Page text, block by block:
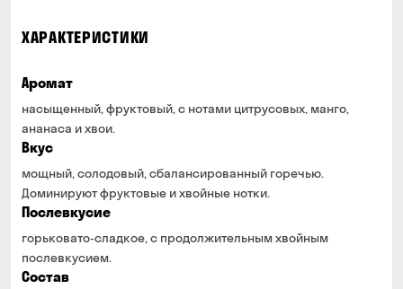
ХАРАКТЕРИСТИКИ
Аромат
насыщенный, фруктовый, с нотами цитрусовых, манго,
ананаса и хвои.
Вкус
мощный, солодовый, сбалансированный горечью.
Доминируют фруктовые и хвойные нотки.
Послевкусие
горьковато-сладкое, с продолжительным хвойным
послевкусием.
Состав